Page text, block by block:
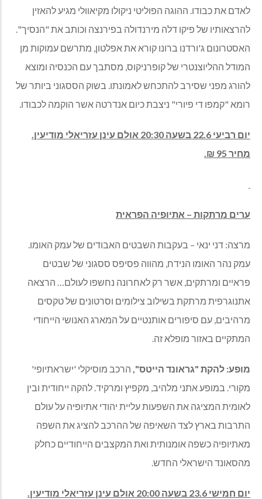
לאדם את כבודו. ההוגה הפוליטי ניקולו מקיאוולי מגיע להאזין
להרצאותיו של פיקו דלה מירנדולה בפירנצה וכותב את "הנסיך".
האסטרונום ג'ורדנו ברונו קורא את אפלטון, מתרשם עמוקות מן
המודל ההליוצנטרי של קופרניקוס, מסתבך עם הכנסיה ומוצא
להורג מפני שסירב להתכחש לאמונתו. בשוק הססגוני ביותר של
רומא "קמפו די פיורי" ניצבת כיום אנדרטה אשר הוקמה לכבודו.
יום רביעי 22.6 בשעה 20:30 אולם עינן עזריאלי מודיעין.
מחיר 95 ₪.
ערים מרתקות – אתיופיה הפראית
מרצה: דני ינאי – בעקבות השבטים האבודים של עמק האומו.
עמק נהר האומו הנידח, מהווה פסיפס ססגוני של שבטים
פראיים ומרתקים, אשר רק לאחרונה נחשפו לעולם… הרצאה
אתנוגרפית מרתקת בשילוב צילומים וסרטונים של טקסים
מרהיבים, עם סיפורים אותנטיים על המארג האנושי הייחודי
המתקיים באזור מופלא זה.
מופע: להקת "גראונד הייטס", הרכב מוסיקלי 'ישראתיופי'
מקורי. במופע אתני מלהיב, מקפיץ ומרקיד. להקה ייחודית ובין
לאומית המציגה את השפעות עליית יהודי אתיופיה על עולם
התרבות בארץ לצד השאיפה של ההרכב להציג את השפה
מאתיופיה כשפה אומנותית ואת המקצבים הייחודיים כחלק
מהסאונד הישראלי החדש.
יום חמישי 23.6 בשעה 20:00 אולם עינן עזריאלי מודיעין.